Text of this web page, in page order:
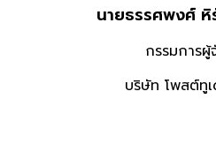
นายธรรศพงศ์
กรรมการผู้
บริษัท โพสต์ทู